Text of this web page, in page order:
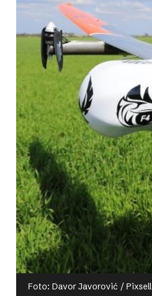
Foto: Davor Javorović / Pixsell